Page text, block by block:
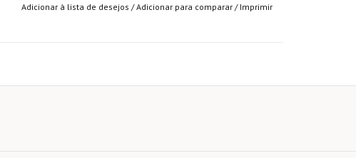
Adicionar à lista de desejos /Adicionar para comparar / Imprimir